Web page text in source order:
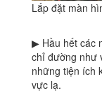
Lắp đặt màn
▶ Hầu hết các
chỉ đường như
những tiện ích
vực lạ.